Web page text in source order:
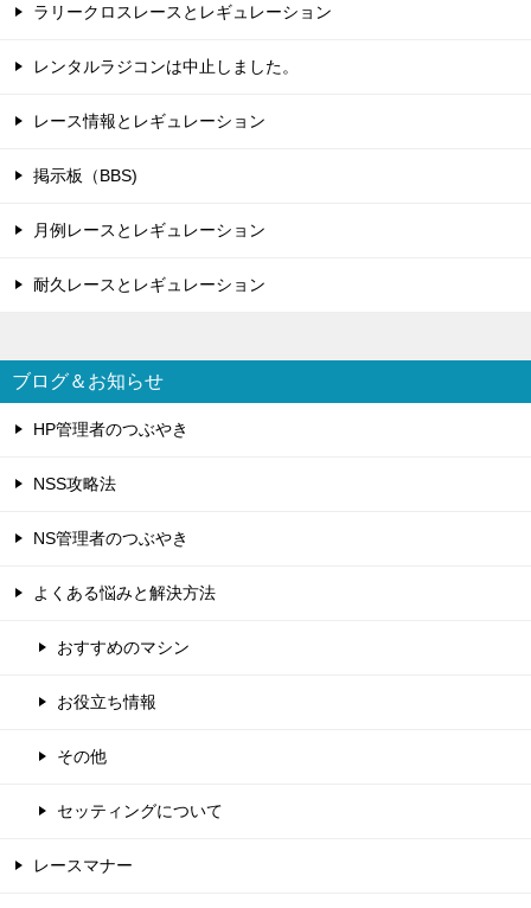
ラリークロスレースとレギュレーション
レンタルラジコンは中止しました。
レース情報とレギュレーション
掲示板（BBS)
月例レースとレギュレーション
耐久レースとレギュレーション
ブログ＆お知らせ
HP管理者のつぶやき
NSS攻略法
NS管理者のつぶやき
よくある悩みと解決方法
おすすめのマシン
お役立ち情報
その他
セッティングについて
レースマナー